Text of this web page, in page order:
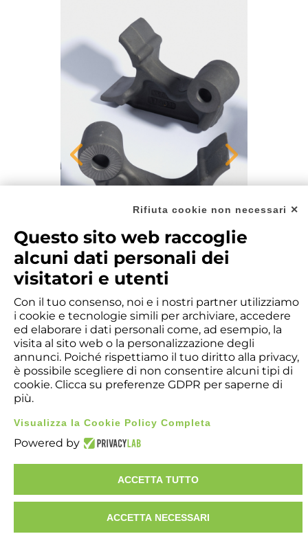
Capitale sociale € 1.000.400,00 - REA TO123456 - Sede
legale: Via G. Botero 17 - 10122 - Torino. C.F. e P.IVA ​
Rifiuta cookie non necessari ✕
Questo sito web raccoglie
alcuni dati personali dei
visitatori e utenti
Con il tuo consenso, noi e i nostri partner utilizziamo
i cookie e tecnologie simili per archiviare, accedere
ed elaborare i dati personali come, ad esempio, la
visita al sito web o la personalizzazione degli
annunci. Poiché rispettiamo il tuo diritto alla privacy,
è possibile scegliere di non consentire alcuni tipi di
cookie. Clicca su preferenze GDPR per saperne di
più.
Visualizza la Cookie Policy Completa
Powered by
ACCETTA TUTTO
ACCETTA NECESSARI